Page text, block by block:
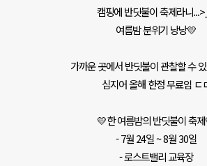
캠핑에 반딧불이 축제라니
여름밤 분위기 낭낭💛
가까운 곳에서 반딧불이 관찰할 수
심지어 올해 한정 무료임 ㄷ
💛한 여름밤의 반딧불이 축
- 7월 24일 ~ 8월 30일
- 로스트밸리 교육장